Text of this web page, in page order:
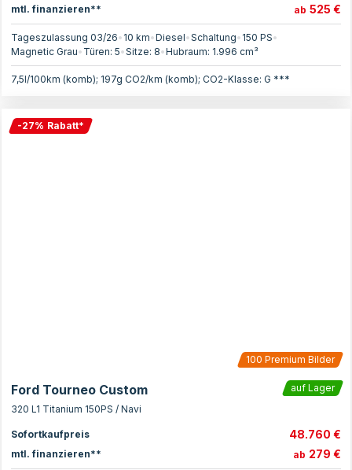
mtl. finanzieren** ab 525 €
Tageszulassung 03/26• 10 km•Diesel•Schaltung• 150 PS•
Magnetic Grau• Türen: 5•Sitze: 8•Hubraum: 1.996 cm³
7,5l/100km (komb); 197g CO2/km (komb); CO2-Klasse: G ***
-27% Rabatt*
100 Premium Bilder
Ford Tourneo Custom
auf Lager
320 L1 Titanium 150PS / Navi
Sofortkaufpreis 48.760 €
mtl. finanzieren** ab 279 €